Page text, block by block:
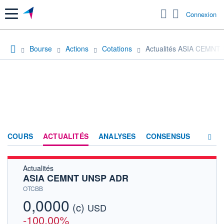
Menu Connexion
Bourse Actions Cotations Actualités ASIA CEMNT
COURS ACTUALITÉS ANALYSES CONSENSUS
Actualités
ASIA CEMNT UNSP ADR
OTCBB
0,0000 (c) USD
-100,00%